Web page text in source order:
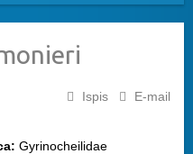
Ispis E-mail
Gyrinocheilidae